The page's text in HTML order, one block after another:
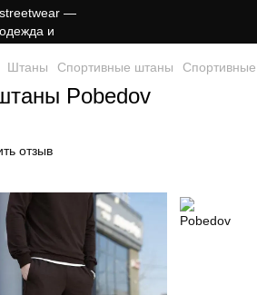
Штаны Спортивные штаны
Pobedov
отзыв